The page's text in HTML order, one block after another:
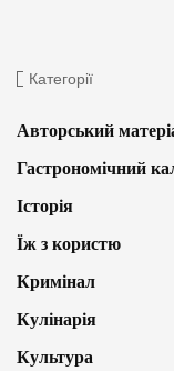
Категорії
Авторський
Гастрономічний
Історія
Їж з користю
Кримінал
Кулінарія
Культура